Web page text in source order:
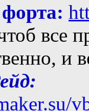
все
и